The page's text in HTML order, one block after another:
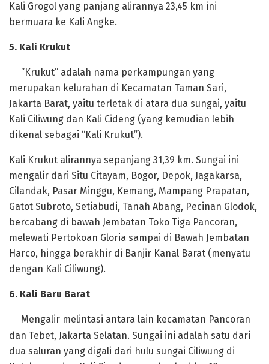
Kali Grogol yang panjang alirannya 23,45 km ini
bermuara ke Kali Angke.
‎5. Kali Krukut
‎”Krukut” adalah nama perkampungan yang
merupakan kelurahan di Kecamatan Taman Sari,
Jakarta Barat, yaitu terletak di atara dua sungai, yaitu
Kali Ciliwung dan Kali Cideng (yang kemudian lebih
dikenal sebagai “Kali Krukut”).
‎Kali Krukut alirannya sepanjang 31,39 km. Sungai ini
mengalir dari Situ Citayam, Bogor, Depok, Jagakarsa,
Cilandak, Pasar Minggu, Kemang, Mampang Prapatan,
Gatot Subroto, Setiabudi, Tanah Abang, Pecinan Glodok,
bercabang di bawah Jembatan Toko Tiga Pancoran,
melewati Pertokoan Gloria sampai di Bawah Jembatan
Harco, hingga berakhir di Banjir Kanal Barat (menyatu
dengan Kali Ciliwung).
‎6. Kali Baru Barat
Mengalir melintasi antara lain kecamatan Pancoran
dan Tebet, Jakarta Selatan. Sungai ini adalah satu dari
dua saluran yang digali dari hulu sungai Ciliwung di